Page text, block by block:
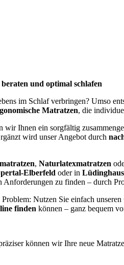
und optimal schlafen
im Schlaf verbringen? Umso
Matratzen, die
wir Ihnen ein sorgfältig
wird unser Angebot durch
, Naturlatexmatratzen
Elberfeld oder in
zu finden – durch
Nutzen Sie einfach unseren
finden können – ganz bequem
können wir Ihre neue